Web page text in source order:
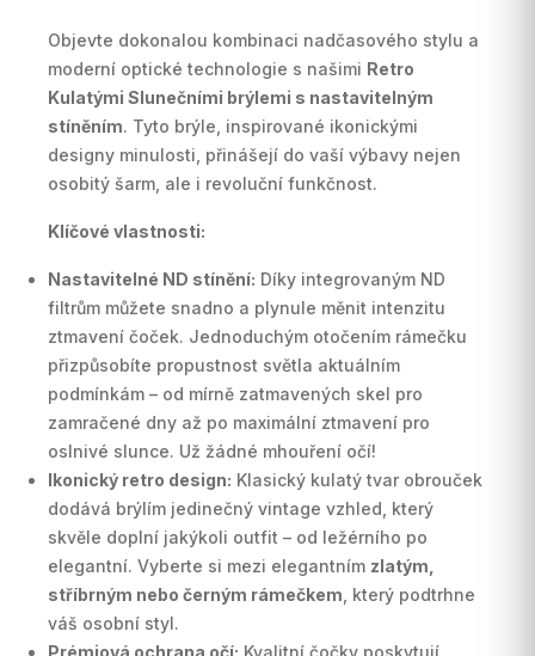
Objevte dokonalou kombinaci nadčasového stylu a
moderní optické technologie s našimi Retro
Kulatými Slunečními brýlemi s nastavitelným
stíněním. Tyto brýle, inspirované ikonickými
designy minulosti, přinášejí do vaší výbavy nejen
osobitý šarm, ale i revoluční funkčnost.
Klíčové vlastnosti:
Nastavitelné ND stínění: Díky integrovaným ND
filtrům můžete snadno a plynule měnit intenzitu
ztmavení čoček. Jednoduchým otočením rámečku
přizpůsobíte propustnost světla aktuálním
podmínkám – od mírně zatmavených skel pro
zamračené dny až po maximální ztmavení pro
oslnivé slunce. Už žádné mhouření očí!
Ikonický retro design: Klasický kulatý tvar obrouček
dodává brýlím jedinečný vintage vzhled, který
skvěle doplní jakýkoli outfit – od ležérního po
elegantní. Vyberte si mezi elegantním zlatým,
stříbrným nebo černým rámečkem , který podtrhne
váš osobní styl.
Prémiová ochrana očí: Kvalitní čočky poskytují